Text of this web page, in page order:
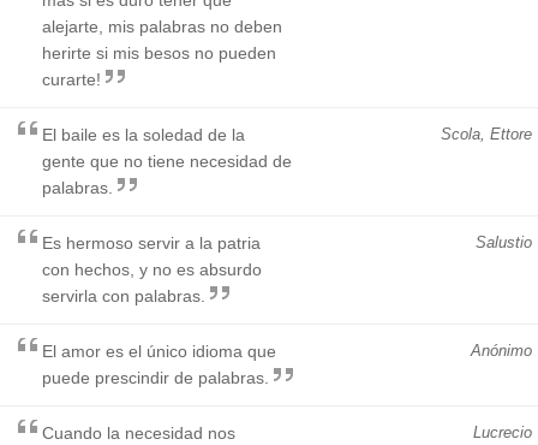
alejarte, mis palabras no deben
herirte si mis besos no pueden
curarte!
Scola, Ettore
El baile es la soledad de la
gente que no tiene necesidad de
palabras.
Salustio
Es hermoso servir a la patria
con hechos, y no es absurdo
servirla con palabras.
Anónimo
El amor es el único idioma que
puede prescindir de palabras.
Lucrecio
Cuando la necesidad nos